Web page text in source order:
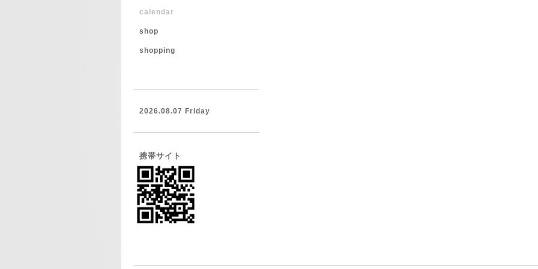
calendar
shop
shopping
2026.08.07 Friday
携帯サイト